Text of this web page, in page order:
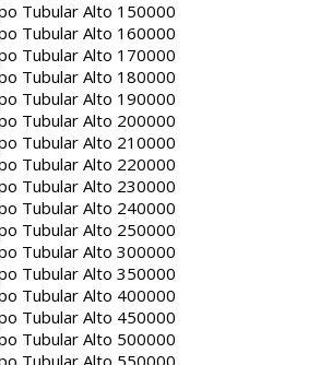
Tubular Alto 150000
Tubular Alto 160000
Tubular Alto 170000
Tubular Alto 180000
Tubular Alto 190000
Tubular Alto 200000
Tubular Alto 210000
Tubular Alto 220000
Tubular Alto 230000
Tubular Alto 240000
Tubular Alto 250000
Tubular Alto 300000
Tubular Alto 350000
Tubular Alto 400000
Tubular Alto 450000
Tubular Alto 500000